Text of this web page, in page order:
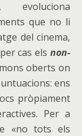
que no li
del cinema,
cas els non-
oberts on
ens
pròpiament
Per a
«no tots els